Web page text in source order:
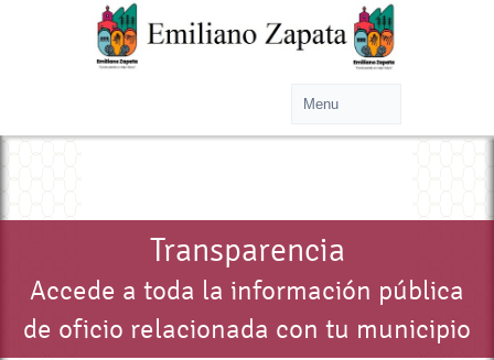
Transparencia
Accede a toda la información pública
de oficio relacionada con tu municipio